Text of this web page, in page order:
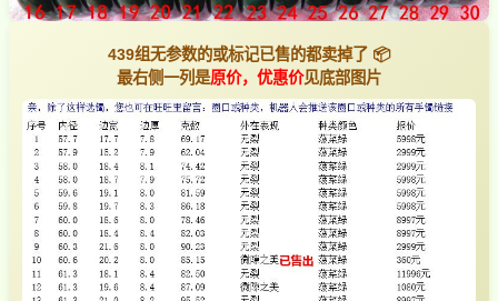
439组无参数的或标记已售的都卖掉了 📦
最右侧一列是原价，优惠价见底部图片